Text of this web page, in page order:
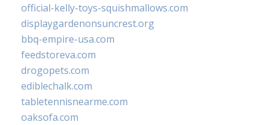
official-kelly-toys-squishmallows.com
displaygardenonsuncrest.org
bbq-empire-usa.com
feedstoreva.com
drogopets.com
ediblechalk.com
tabletennisnearme.com
oaksofa.com